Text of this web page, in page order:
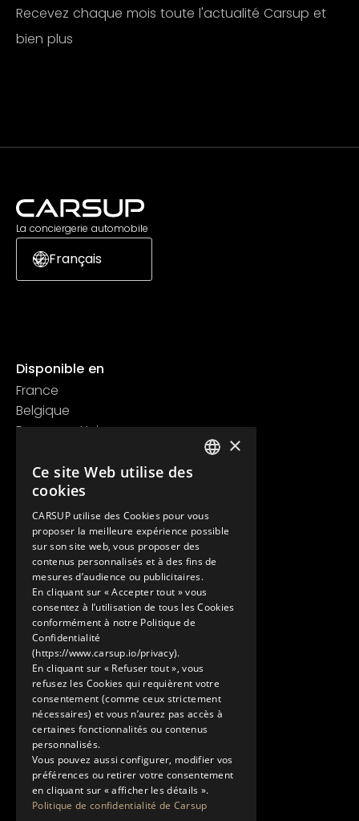
Recevez chaque mois toute l'actualité Carsup et
bien plus
La conciergerie automobile
Français
Disponible en
France
Belgique
Royaume Uni
Contact
+33 1 89 47 00 43
contact@carsup.io
Page contact
Découvrir
Nos Conciergeries
Nos services
Le Showroom
L'univers Carsup
Le carnet de route
En savoir plus
Mentions légales
Politique de confidentialité
Conditions générales d'utilisation
×
Ce site Web utilise des
cookies
CARSUP utilise des Cookies pour vous
proposer la meilleure expérience possible
sur son site web, vous proposer des
contenus personnalisés et à des fins de
mesures d’audience ou publicitaires.
En cliquant sur « Accepter tout » vous
consentez à l’utilisation de tous les Cookies
conformément à notre Politique de
Confidentialité
(https://www.carsup.io/privacy).
En cliquant sur « Refuser tout », vous
refusez les Cookies qui requièrent votre
consentement (comme ceux strictement
nécessaires) et vous n’aurez pas accès à
certaines fonctionnalités ou contenus
personnalisés.
Vous pouvez aussi configurer, modifier vos
préférences ou retirer votre consentement
en cliquant sur « afficher les détails ».
Politique de confidentialité de Carsup